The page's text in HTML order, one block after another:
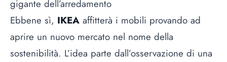
gigante dell’arredamento
Ebbene sì, IKEA affitterà i mobili provando ad
aprire un nuovo mercato nel nome della
sostenibilità. L’idea parte dall’osservazione di una